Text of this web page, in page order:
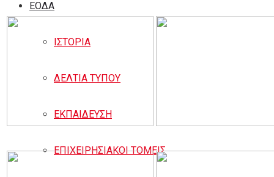
ΕΟΔA
ΙΣΤΟΡΙΑ
ΔΕΛΤΙΑ ΤΥΠΟΥ
ΕΚΠΑΙΔΕΥΣΗ
ΕΠΙΧΕΙΡΗΣΙΑΚΟΙ ΤΟΜΕΙΣ